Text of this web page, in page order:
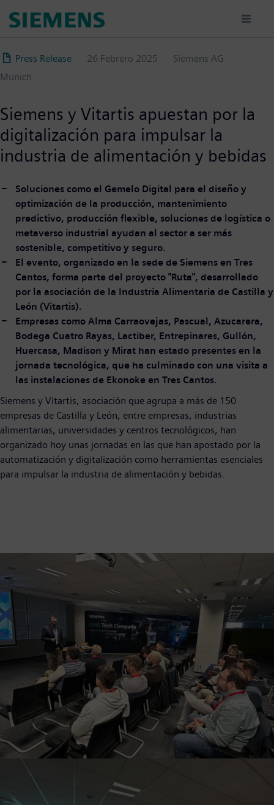
principal
Press Release 26 Febrero 2025
Siemens AG
Munich
Siemens y Vitartis apuestan por la
digitalización para impulsar la
industria de alimentación y bebidas
Soluciones como el Gemelo Digital para el diseño y
optimización de la producción, mantenimiento
predictivo, producción flexible, soluciones de logística o
metaverso industrial ayudan al sector a ser más
sostenible, competitivo y seguro.
El evento, organizado en la sede de Siemens en Tres
Cantos, forma parte del proyecto "Ruta", desarrollado
por la asociación de la Industria Alimentaria de Castilla y
León (Vitartis).
Empresas como Alma Carraovejas, Pascual, Azucarera,
Bodega Cuatro Rayas, Lactiber, Entrepinares, Gullón,
Huercasa, Madison y Mirat han estado presentes en la
jornada tecnológica, que ha culminado con una visita a
las instalaciones de Ekonoke en Tres Cantos.
Siemens y Vitartis, asociación que agrupa a más de 150
empresas de Castilla y León, entre empresas, industrias
alimentarias, universidades y centros tecnológicos, han
organizado hoy unas jornadas en las que han apostado por la
automatización y digitalización como herramientas esenciales
para impulsar la industria de alimentación y bebidas.